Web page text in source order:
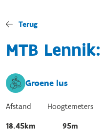
Terug
MTB
Groene lus
Afstand
18.45km
Hoogtemeters
95m